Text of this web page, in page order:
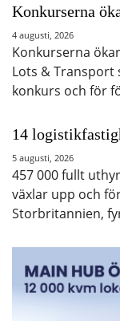
Konkurserna
4 augusti, 2026
Konkurserna
Lots &
konkurs och för
14
5 augusti, 2026
457 000 fullt
växlar upp och
Storbritannien,